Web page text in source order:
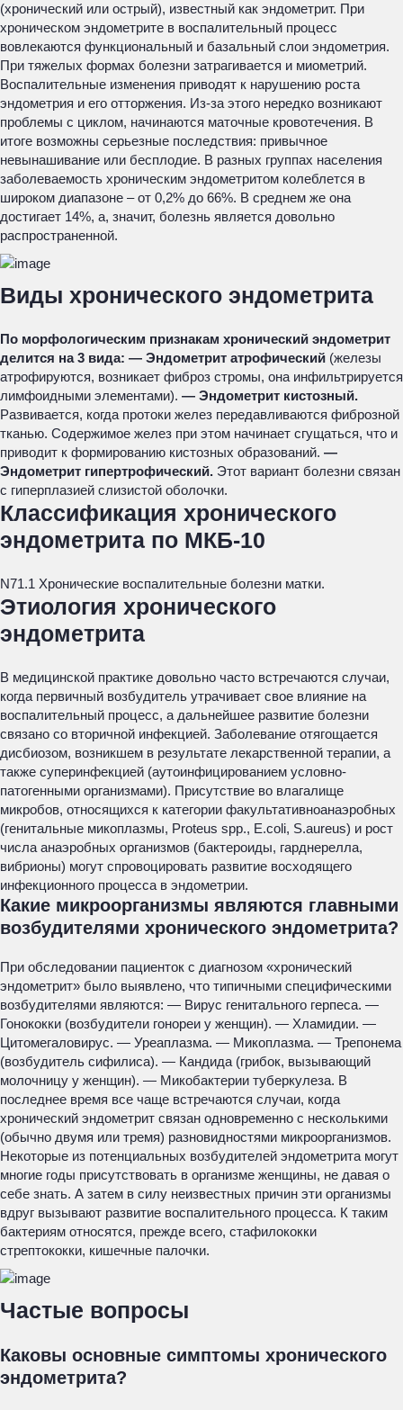
(хронический или острый), известный как эндометрит. При
хроническом эндометрите в воспалительный процесс
вовлекаются функциональный и базальный слои эндометрия.
При тяжелых формах болезни затрагивается и миометрий.
Воспалительные изменения приводят к нарушению роста
эндометрия и его отторжения. Из-за этого нередко возникают
проблемы с циклом, начинаются маточные кровотечения. В
итоге возможны серьезные последствия: привычное
невынашивание или бесплодие. В разных группах населения
заболеваемость хроническим эндометритом колеблется в
широком диапазоне – от 0,2% до 66%. В среднем же она
достигает 14%, а, значит, болезнь является довольно
распространенной.
Виды хронического эндометрита
По морфологическим признакам хронический эндометрит
делится на 3 вида: — Эндометрит атрофический (железы
атрофируются, возникает фиброз стромы, она инфильтрируется
лимфоидными элементами). — Эндометрит кистозный.
Развивается, когда протоки желез передавливаются фиброзной
тканью. Содержимое желез при этом начинает сгущаться, что и
приводит к формированию кистозных образований. —
Эндометрит гипертрофический. Этот вариант болезни связан
с гиперплазией слизистой оболочки.
Классификация хронического
эндометрита по МКБ-10
N71.1 Хронические воспалительные болезни матки.
Этиология хронического
эндометрита
В медицинской практике довольно часто встречаются случаи,
когда первичный возбудитель утрачивает свое влияние на
воспалительный процесс, а дальнейшее развитие болезни
связано со вторичной инфекцией. Заболевание отягощается
дисбиозом, возникшем в результате лекарственной терапии, а
также суперинфекцией (аутоинфицированием условно-
патогенными организмами). Присутствие во влагалище
микробов, относящихся к категории факультативноанаэробных
(генитальные микоплазмы, Proteus spp., E.coli, S.aureus) и рост
числа анаэробных организмов (бактероиды, гарднерелла,
вибрионы) могут спровоцировать развитие восходящего
инфекционного процесса в эндометрии.
Какие микроорганизмы являются главными
возбудителями хронического эндометрита?
При обследовании пациенток с диагнозом «хронический
эндометрит» было выявлено, что типичными специфическими
возбудителями являются: — Вирус генитального герпеса. —
Гонококки (возбудители гонореи у женщин). — Хламидии. —
Цитомегаловирус. — Уреаплазма. — Микоплазма. — Трепонема
(возбудитель сифилиса). — Кандида (грибок, вызывающий
молочницу у женщин). — Микобактерии туберкулеза. В
последнее время все чаще встречаются случаи, когда
хронический эндометрит связан одновременно с несколькими
(обычно двумя или тремя) разновидностями микроорганизмов.
Некоторые из потенциальных возбудителей эндометрита могут
многие годы присутствовать в организме женщины, не давая о
себе знать. А затем в силу неизвестных причин эти организмы
вдруг вызывают развитие воспалительного процесса. К таким
бактериям относятся, прежде всего, стафилококки
стрептококки, кишечные палочки.
Частые вопросы
Каковы основные симптомы хронического
эндометрита?